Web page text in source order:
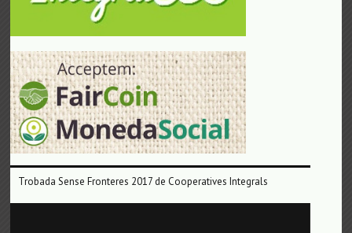
Trobada Sense Fronteres 2017 de Cooperatives Integrals